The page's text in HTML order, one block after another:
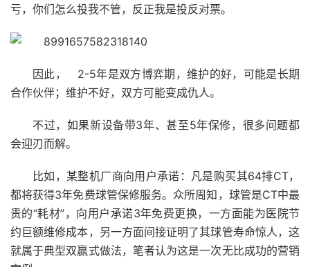
亏，你们怎么投我不管，反正我是投反对票。
因此， 2-5年是双方博弈期，维护的好，可能是长期
合作伙伴；维护不好，双方可能变成仇人。
不过，如果新设备带3年、甚至5年保修，很多问题都
会迎刃而解。
比如，某整机厂商向用户承诺：凡是购买其64排CT，
都将获得3年免费球管保修服务。众所周知，球管是CT中最
贵的“耗材”，向用户承诺3年免费更换，一方面能为医院节
约巨额维修成本，另一方面间接证明了其球管寿命惊人，这
就属于典型双赢式做法，笔者认为这是一次无比成功的营销